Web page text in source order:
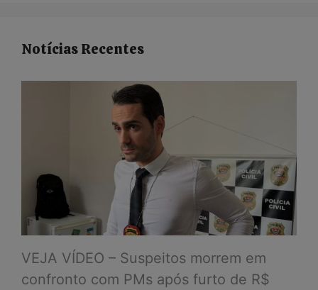
Notícias Recentes
VEJA VÍDEO – Suspeitos morrem em
confronto com PMs após furto de R$